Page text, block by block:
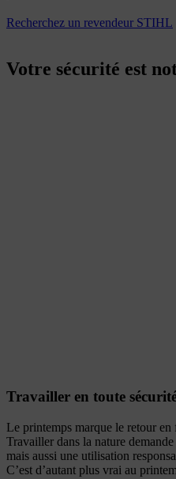
Recherchez un revendeur STIHL
Votre sécurité est
Travailler en toute
Le printemps marque le retour
Travailler dans la nature
mais aussi une utilisation
C’est d’autant plus vrai au